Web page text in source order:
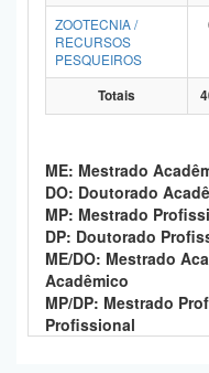
ZOOTECNIA /
RECURSOS
PESQUEIROS
Totais
ME: Mestrado
DO: Doutorado
MP: Mestrado
DP: Doutorado
ME/DO: Mestrado
Acadêmico
MP/DP: Mestrado
Profissional